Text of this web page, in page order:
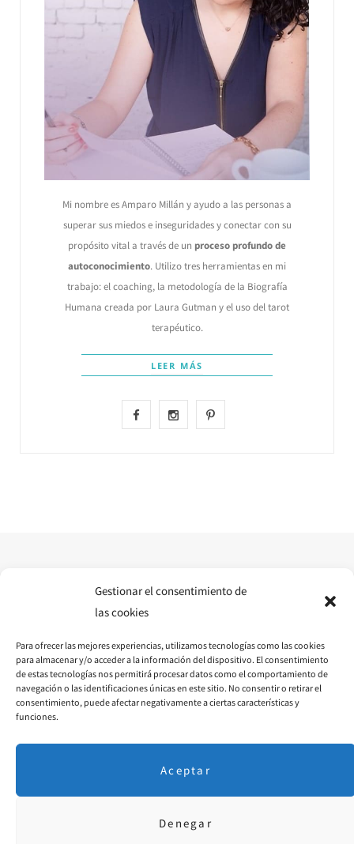
Gestionar el consentimiento de
las cookies
Para ofrecer las mejores experiencias, utilizamos tecnologías como las cookies
para almacenar y/o acceder a la información del dispositivo. El consentimiento
de estas tecnologías nos permitirá procesar datos como el comportamiento de
navegación o las identificaciones únicas en este sitio. No consentir o retirar el
consentimiento, puede afectar negativamente a ciertas características y
funciones.
Aceptar
Denegar
Mi nombre es Amparo Millán y ayudo a las personas a
superar sus miedos e inseguridades y conectar con su
propósito vital a través de un proceso profundo de
autoconocimiento. Utilizo tres herramientas en mi
trabajo: el coaching, la metodología de la Biografía
Humana creada por Laura Gutman y el uso del tarot
terapéutico.
LEER MÁS
F
o
k
I
r
m
P
e
t